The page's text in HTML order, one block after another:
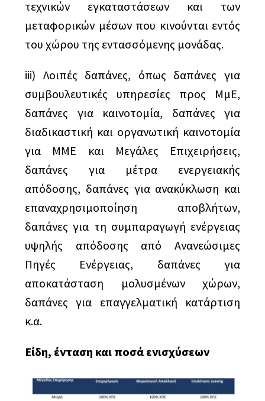
τεχνικών εγκαταστάσεων και των
μεταφορικών μέσων που κινούνται εντός
του χώρου της εντασσόμενης μονάδας.
iii) Λοιπές δαπάνες, όπως δαπάνες για
συμβουλευτικές υπηρεσίες προς ΜμΕ,
δαπάνες για καινοτομία, δαπάνες για
διαδικαστική και οργανωτική καινοτομία
για ΜΜΕ και Μεγάλες Επιχειρήσεις,
δαπάνες για μέτρα ενεργειακής
απόδοσης, δαπάνες για ανακύκλωση και
επαναχρησιμοποίηση αποβλήτων,
δαπάνες για τη συμπαραγωγή ενέργειας
υψηλής απόδοσης από Ανανεώσιμες
Πηγές Ενέργειας, δαπάνες για
αποκατάσταση μολυσμένων χώρων,
δαπάνες για επαγγελματική κατάρτιση
κ.α.
Είδη, ένταση και ποσά ενισχύσεων